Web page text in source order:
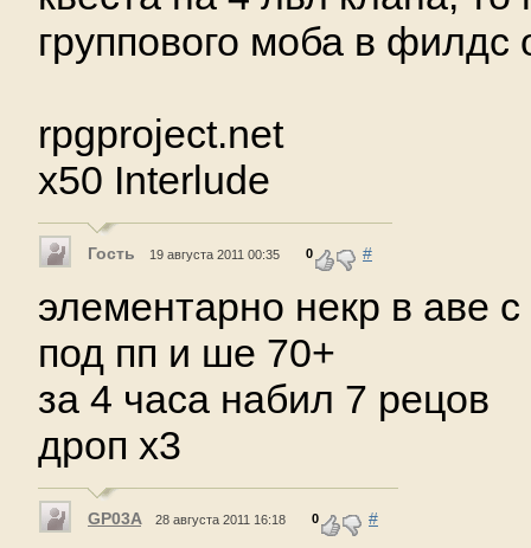
группового моба в филдс
rpgproject.net
x50 Interlude
Гость 19 августа 2011 00:35 0 #
элементарно некр в аве
под пп и ше 70+
за 4 часа набил 7 рецов
дроп х3
GP03A 28 августа 2011 16:18 0 #